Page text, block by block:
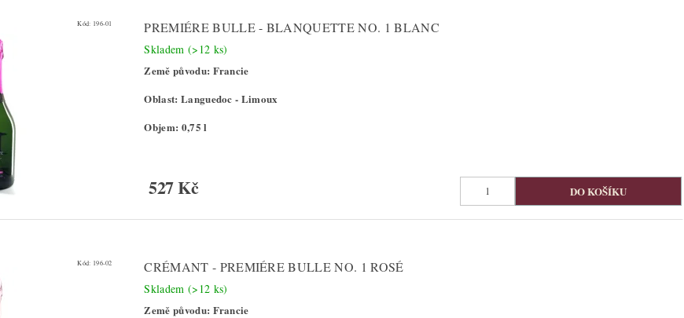
Kód: 196-01 PREMIÉRE BULLE - BLANQUETTE NO. 1 BLANC
Skladem (>12 ks)
Země původu: Francie
Oblast: Languedoc - Limoux
Objem: 0,75 l
527 Kč
Kód: 196-02 CRÉMANT - PREMIÉRE BULLE NO. 1 ROSÉ
Skladem (>12 ks)
Země původu: Francie